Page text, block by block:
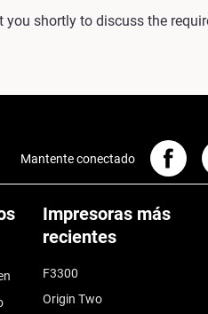
shortly to discuss the
Impresoras más
recientes
F3300
Origin Two
Mantente conectado